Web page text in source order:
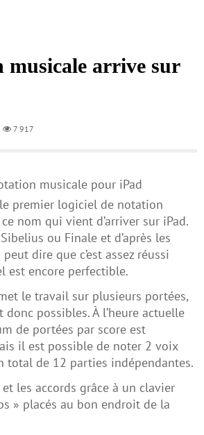
musicale arrive sur
7 917
premier logiciel de notation
nom qui vient d’arriver sur iPad.
ou Finale et d’après les
dire que c’est assez réussi
est encore perfectible.
le travail sur plusieurs portées,
donc possibles. À l’heure actuelle
de portées par score est
il est possible de noter 2 voix
total de 12 parties indépendantes.
les accords grâce à un clavier
» placés au bon endroit de la